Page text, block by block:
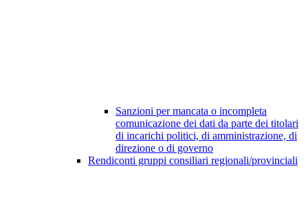
Sanzioni per mancata o incompleta
comunicazione dei dati da parte dei titolari
di incarichi politici, di amministrazione, di
direzione o di governo
Rendiconti gruppi consiliari regionali/provinciali